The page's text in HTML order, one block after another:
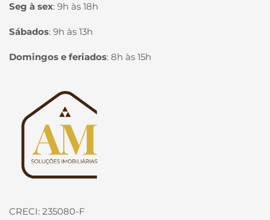
Seg à sex: 9h às 18h
Sábados: 9h às 13h
Domingos e feriados: 8h às 15h
Página inicial
CRECI: 235080-F